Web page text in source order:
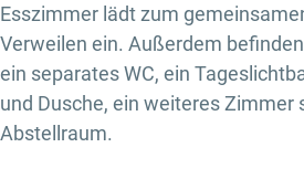
Esszimmer lädt zum
Verweilen ein. Außerdem
ein separates WC, ein
und Dusche, ein weiteres Zimmer
Abstellraum.